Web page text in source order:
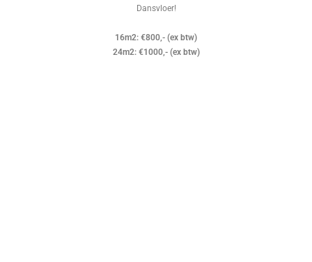
Dansvloer!
16m2: €800,- (ex btw)
24m2: €1000,- (ex btw)